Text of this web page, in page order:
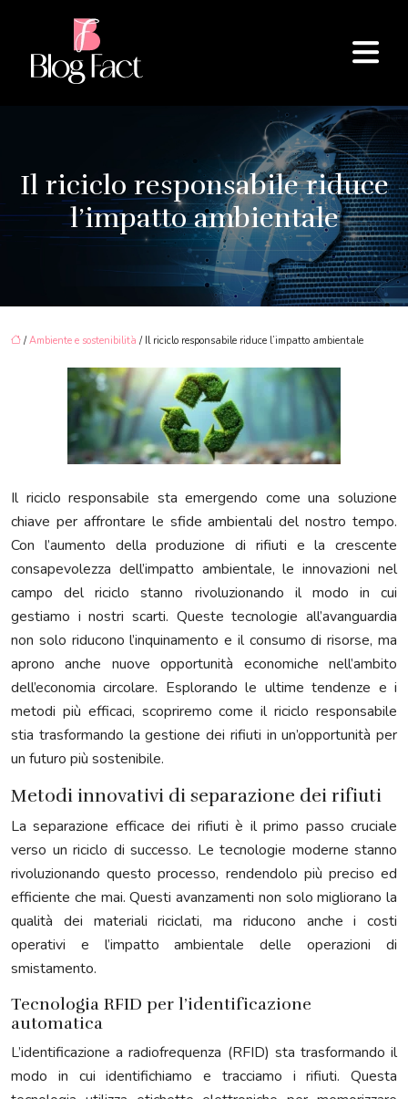
Il riciclo responsabile riduce
l’impatto ambientale
/Ambiente e sostenibilità / Il riciclo responsabile riduce l’impatto ambientale
Il riciclo responsabile sta emergendo come una soluzione
chiave per affrontare le sfide ambientali del nostro tempo.
Con l’aumento della produzione di rifiuti e la crescente
consapevolezza dell’impatto ambientale, le innovazioni nel
campo del riciclo stanno rivoluzionando il modo in cui
gestiamo i nostri scarti. Queste tecnologie all’avanguardia
non solo riducono l’inquinamento e il consumo di risorse, ma
aprono anche nuove opportunità economiche nell’ambito
dell’economia circolare. Esplorando le ultime tendenze e i
metodi più efficaci, scopriremo come il riciclo responsabile
stia trasformando la gestione dei rifiuti in un’opportunità per
un futuro più sostenibile.
Metodi innovativi di separazione dei rifiuti
La separazione efficace dei rifiuti è il primo passo cruciale
verso un riciclo di successo. Le tecnologie moderne stanno
rivoluzionando questo processo, rendendolo più preciso ed
efficiente che mai. Questi avanzamenti non solo migliorano la
qualità dei materiali riciclati, ma riducono anche i costi
operativi e l’impatto ambientale delle operazioni di
smistamento.
Tecnologia RFID per l’identificazione
automatica
L’identificazione a radiofrequenza (RFID) sta trasformando il
modo in cui identifichiamo e tracciamo i rifiuti. Questa